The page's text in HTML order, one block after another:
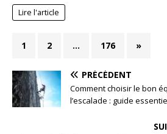
Lire l'article
1 2 … 176 »
PRÉCÉDENT
Comment choisir le bon
l’escalade : guide